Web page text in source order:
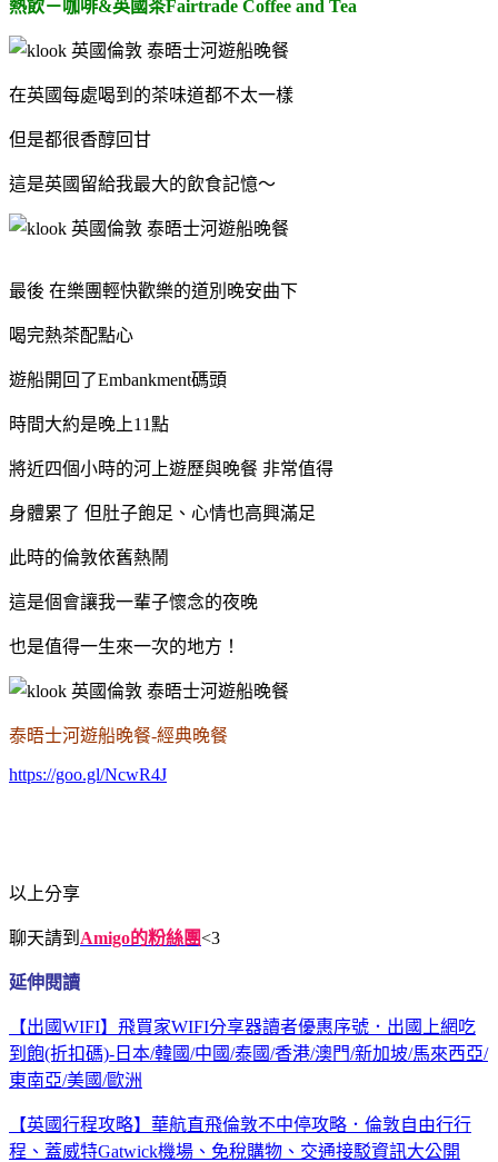
熱飲－咖啡&英國茶Fairtrade Coffee and Tea
在英國每處喝到的茶味道都不太一樣
但是都很香醇回甘
這是英國留給我最大的飲食記憶～
最後 在樂團輕快歡樂的道別晚安曲下
喝完熱茶配點心
遊船開回了Embankment碼頭
時間大約是晚上11點
將近四個小時的河上遊歷與晚餐 非常值得
身體累了 但肚子飽足、心情也高興滿足
此時的倫敦依舊熱鬧
這是個會讓我一輩子懷念的夜晚
也是值得一生來一次的地方！
泰晤士河遊船晚餐-經典晚餐
https://goo.gl/NcwR4J
以上分享
聊天請到 Amigo的粉絲團<3
延伸閱讀
【出國WIFI】飛買家WIFI分享器讀者優惠序號．出國上網吃
到飽(折扣碼)-日本/韓國/中國/泰國/香港/澳門/新加坡/馬來西亞/
東南亞/美國/歐洲
【英國行程攻略】華航直飛倫敦不中停攻略．倫敦自由行行
程、蓋威特Gatwick機場、免稅購物、交通接駁資訊大公開